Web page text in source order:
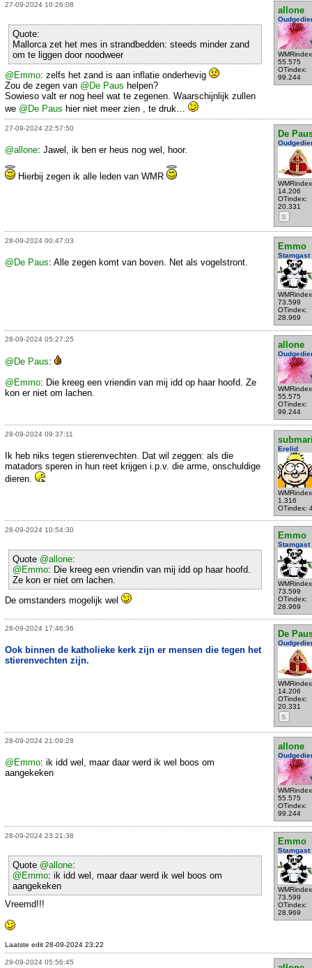
27-09-2024 10:26:08
allone
55.575
OTindex:
99.244
Quote:
Mallorca zet het mes in strandbedden: steeds minder zand
om te liggen door noodweer
@Emmo: zelfs het zand is aan inflatie onderhevig
Zou de zegen van @De Paus helpen?
Sowieso valt er nog heel wat te zegenen. Waarschijnlijk zullen
we @De Paus hier niet meer zien , te druk…
27-09-2024 22:57:50
De
14.206
OTindex:
20.331
S
@allone: Jawel, ik ben er heus nog wel, hoor.
Hierbij zegen ik alle leden van WMR
28-09-2024 00:47:03
Emmo
Stamgast
73.599
OTindex:
28.969
@De Paus: Alle zegen komt van boven. Net als vogelstront.
28-09-2024 05:27:25
allone
55.575
OTindex:
99.244
@De Paus:
@Emmo: Die kreeg een vriendin van mij idd op haar hoofd. Ze
kon er niet om lachen.
28-09-2024 09:37:11
Erelid
1.316
OTindex:
Ik heb niks tegen stierenvechten. Dat wil zeggen: als die
matadors speren in hun reet krijgen i.p.v. die arme, onschuldige
dieren.
28-09-2024 10:54:30
Emmo
Stamgast
73.599
OTindex:
28.969
Quote @allone:
@Emmo: Die kreeg een vriendin van mij idd op haar hoofd.
Ze kon er niet om lachen.
De omstanders mogelijk wel
28-09-2024 17:46:36
De
14.206
OTindex:
20.331
S
Ook binnen de katholieke kerk zijn er mensen die tegen het
stierenvechten zijn.
28-09-2024 21:09:28
allone
55.575
OTindex:
99.244
@Emmo: ik idd wel, maar daar werd ik wel boos om
aangekeken
28-09-2024 23:21:38
Emmo
Stamgast
73.599
OTindex:
28.969
Quote @allone:
@Emmo: ik idd wel, maar daar werd ik wel boos om
aangekeken
Vreemd!!!
Laatste edit 28-09-2024 23:22
29-09-2024 05:56:45